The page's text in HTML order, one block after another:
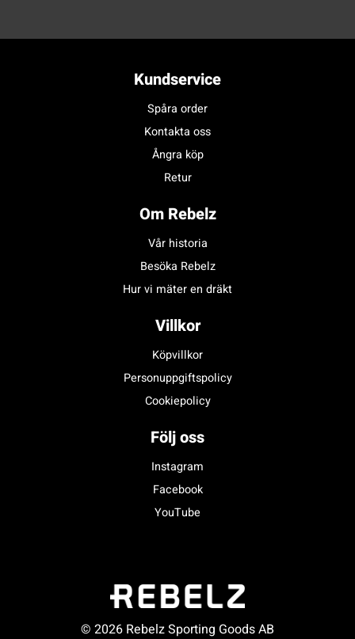
Kundservice
Spåra order
Kontakta oss
Ångra köp
Retur
Om Rebelz
Vår historia
Besöka Rebelz
Hur vi mäter en dräkt
Villkor
Köpvillkor
Personuppgiftspolicy
Cookiepolicy
Följ oss
Instagram
Facebook
YouTube
© 2026 Rebelz Sporting Goods AB